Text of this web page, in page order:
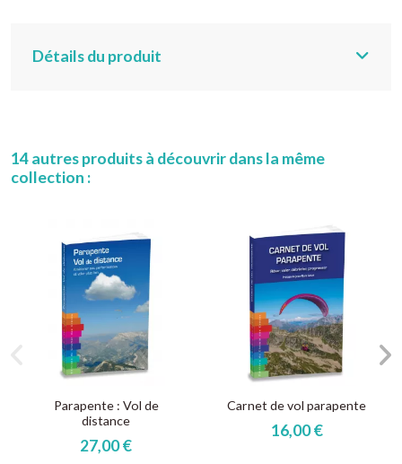
Détails du produit
14 autres produits à découvrir dans la même
collection :
Parapente : Vol de
distance
27,00 €
Carnet de vol parapente
16,00 €